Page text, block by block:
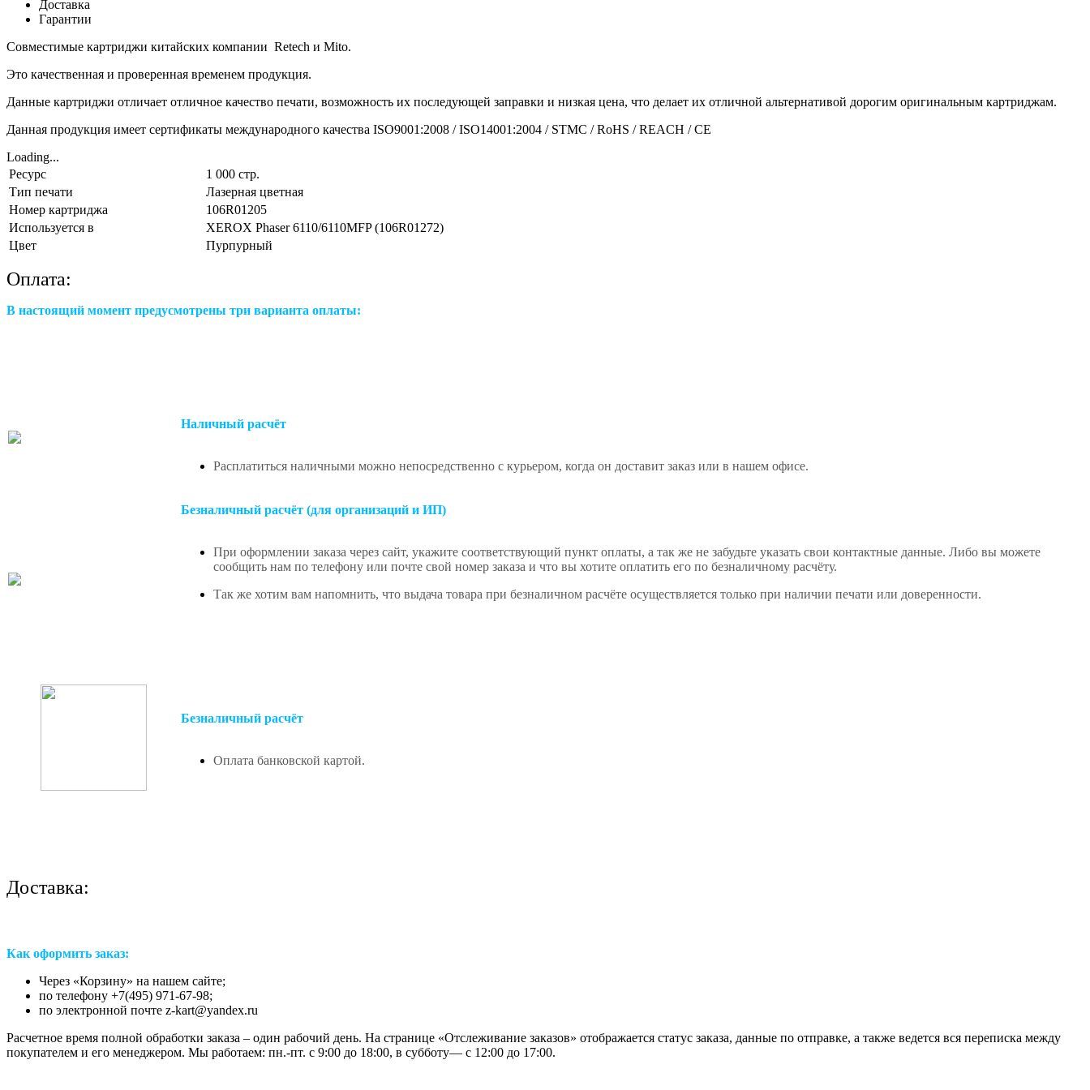
Доставка
Гарантии
Совместимые картриджи китайских компании Retech и Mito.
Это качественная и проверенная временем продукция.
Данные картриджи отличает отличное качество печати, возможность их последующей заправки и низкая цена, что делает их отличной альтернативой дорогим оригинальным картриджам.
Данная продукция имеет сертификаты международного качества ISO9001:2008 / ISO14001:2004 / STMC / RoHS / REACH / CE
Loading...
Ресурс
1 000 стр.
Тип печати
Лазерная цветная
Номер картриджа
106R01205
Используется в
XEROX Phaser 6110/6110MFP (106R01272)
Цвет
Пурпурный
Оплата:
В настоящий момент предусмотрены три варианта оплаты:
Наличный расчёт
Расплатиться наличными можно непосредственно с курьером, когда он доставит заказ или в нашем офисе.
Безналичный расчёт (для организаций и ИП)
При оформлении заказа через сайт, укажите соответствующий пункт оплаты, а так же не забудьте указать свои контактные данные. Либо вы можете
сообщить нам по телефону или почте свой номер заказа и что вы хотите оплатить его по безналичному расчёту.
Так же хотим вам напомнить, что выдача товара при безналичном расчёте осуществляется только при наличии печати или доверенности.
Безналичный расчёт
Оплата банковской картой.
Доставка:
Как оформить заказ:
Через «Корзину» на нашем сайте;
по телефону +7(495) 971-67-98;
по электронной почте z-kart@yandex.ru
Расчетное время полной обработки заказа – один рабочий день. На странице «Отслеживание заказов» отображается статус заказа, данные по отправке, а также ведется вся переписка между
покупателем и его менеджером. Мы работаем: пн.-пт. с 9:00 до 18:00, в субботу— с 12:00 до 17:00.